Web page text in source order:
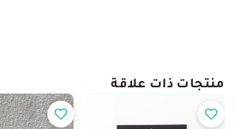
منتجات ذات علاقة